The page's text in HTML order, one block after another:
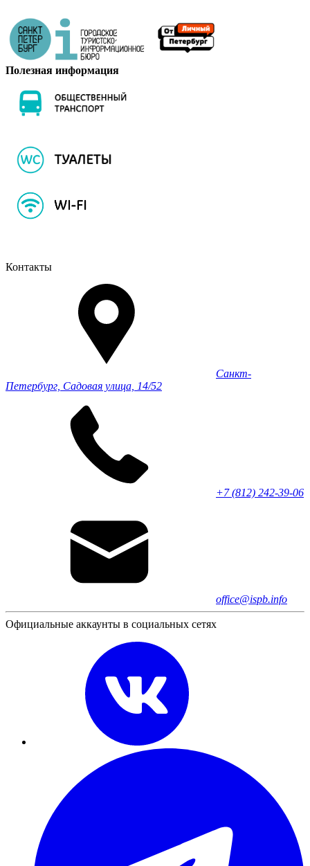
Полезная информация
Контакты
Санкт-
Петербург, Садовая улица, 14/52
+7 (812) 242-39-06
office@ispb.info
Официальные аккаунты в социальных сетях